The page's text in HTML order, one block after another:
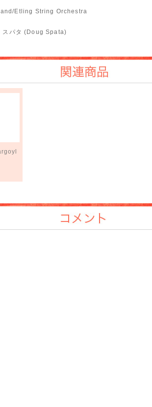
Etling String Orchestra
スパタ (Doug Spata)
関連商品
コメント